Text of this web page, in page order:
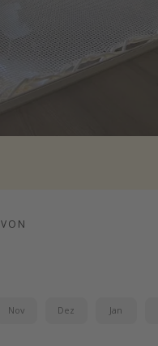
Nov Dez Jan